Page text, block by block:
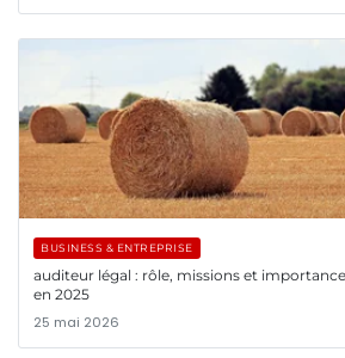
BUSINESS & ENTREPRISE
auditeur légal : rôle, missions et
en 2025
25 mai 2026